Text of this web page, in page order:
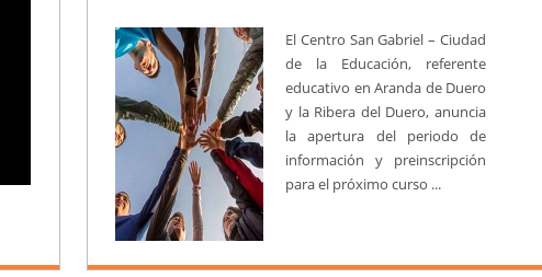
El Centro San Gabriel – Ciudad
de la Educación, referente
educativo en Aranda de Duero
y la Ribera del Duero, anuncia
la apertura del periodo de
información y preinscripción
para el próximo curso ...